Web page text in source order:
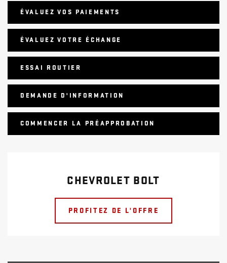
ÉVALUEZ VOSPAIEMENTS
ÉVALUEZ VOTRE ÉCHANGE
ESSAI ROUTIER
DEMANDE D'INFORMATION
COMMENCER LA PRÉAPPROBATION
CHEVROLET BOLT
PROFITEZ DE L'OFFRE